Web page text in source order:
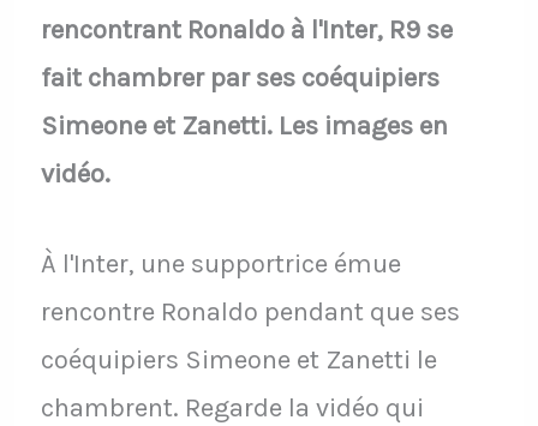
rencontrant Ronaldo à l'Inter, R9 se
fait chambrer par ses coéquipiers
Simeone et Zanetti. Les images en
vidéo.
À l'Inter, une supportrice émue
rencontre Ronaldo pendant que ses
coéquipiers Simeone et Zanetti le
chambrent. Regarde la vidéo qui